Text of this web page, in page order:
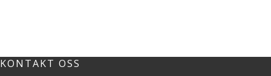
KONTAKT OSS